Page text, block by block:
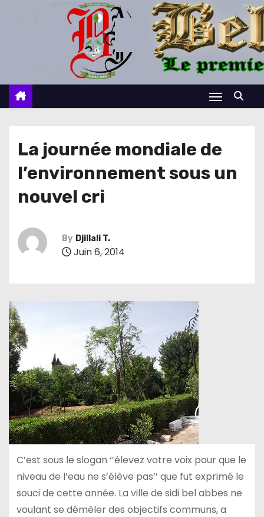
c
La journée mondiale de
l’environnement sous un
nouvel cri
By Djillali T.
Juin 6, 2014
C’est sous le slogan ‘’élevez votre voix pour que le
niveau de l’eau ne s’élève pas’’ que fut exprimé le
souci de cette année. La ville de sidi bel abbes ne
voulant se démêler des objectifs communs, a